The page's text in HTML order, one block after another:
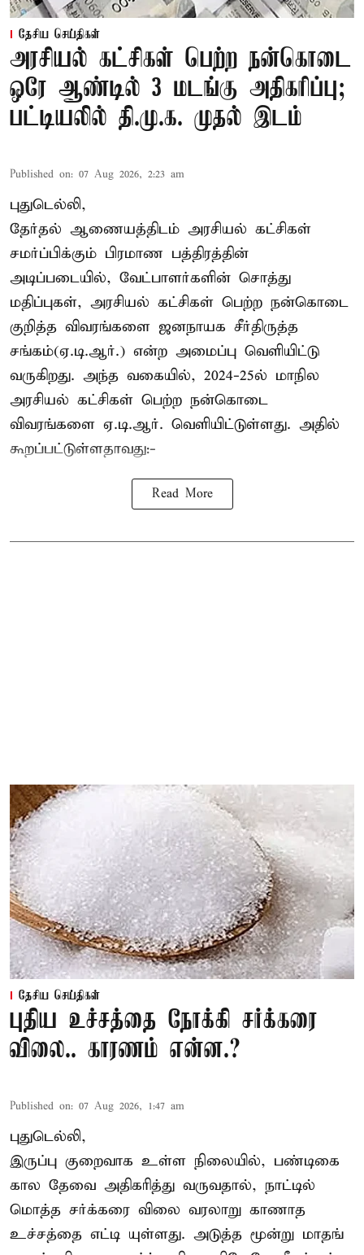
தேசிய செய்திகள்
அரசியல் கட்சிகள் பெற்ற நன்கொடை
ஒரே ஆண்டில் 3 மடங்கு அதிகரிப்பு;
பட்டியலில் தி.மு.க. முதல் இடம்
Published on: 07 Aug 2026, 2:23 am
புதுடெல்லி,
தேர்தல் ஆணையத்திடம் அரசியல் கட்சிகள்
சமர்ப்பிக்கும் பிரமாண பத்திரத்தின்
அடிப்படையில், வேட்பாளர்களின் சொத்து
மதிப்புகள், அரசியல் கட்சிகள் பெற்ற நன்கொடை
குறித்த விவரங்களை ஜனநாயக சீர்திருத்த
சங்கம்(ஏ.டி.ஆர்.) என்ற அமைப்பு வெளியிட்டு
வருகிறது. அந்த வகையில், 2024-25ல் மாநில
அரசியல் கட்சிகள் பெற்ற நன்கொடை
விவரங்களை ஏ.டி.ஆர். வெளியிட்டுள்ளது. அதில்
கூறப்பட்டுள்ளதாவது:-
Read More
தேசிய செய்திகள்
புதிய உச்சத்தை நோக்கி சர்க்கரை
விலை.. காரணம் என்ன.?
Published on: 07 Aug 2026, 1:47 am
புதுடெல்லி,
இருப்பு குறைவாக உள்ள நிலையில், பண்டிகை
கால தேவை அதிகரித்து வருவதால், நாட்டில்
மொத்த சர்க்கரை விலை வரலாறு காணாத
உச்சத்தை எட்டி யுள்ளது. அடுத்த மூன்று மாதங்